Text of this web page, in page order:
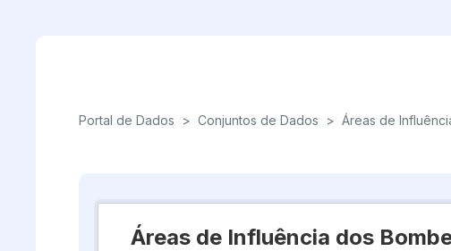
Portal de Dados > Conjuntos de Dados > Áreas de
Áreas de Influência dos